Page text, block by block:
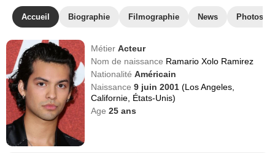
Accueil Biographie Filmographie News Photos
MétierActeur
Nom de naissance Ramario Xolo Ramirez
NationalitéAméricain
Naissance9 juin 2001(Los Angeles,
Californie, États-Unis)
Age25 ans